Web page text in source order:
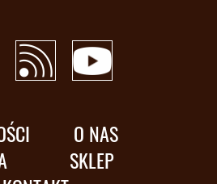
O NAS
SKLEP